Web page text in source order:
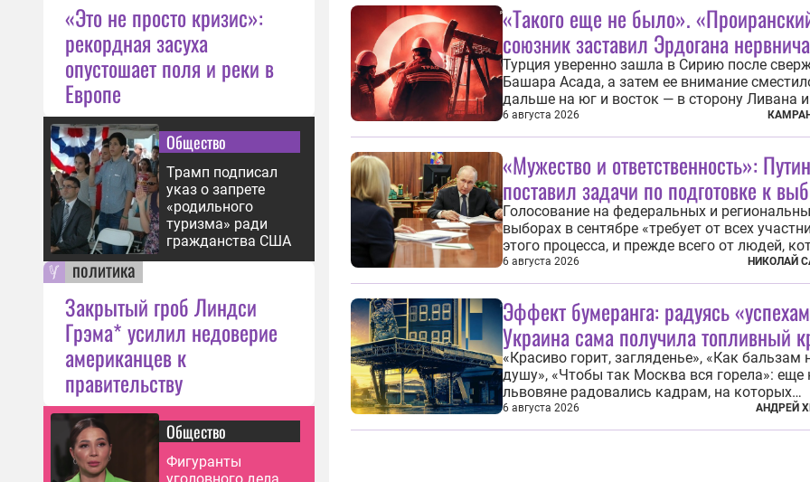
«Это не просто кризис»:
рекордная засуха
опустошает поля и реки в
Европе
Общество
Трамп подписал
указ о запрете
«родильного
туризма» ради
гражданства США
политика
Закрытый гроб Линдси
Грэма* усилил недоверие
американцев к
правительству
Общество
Фигуранты
«Такого еще не было».
союзник заставил Эрдогана
Турция уверенно зашла в Сирию после
Башара Асада, а затем ее внимание
дальше на юг и восток — в сторону Ливана
Недавний визит премьеров этих стран в
договоры об участии турецкой компании
развития» подтверждают...
6 августа 2026
«Мужество и ответственность»: Путин
поставил задачи по подготовке к
Голосование на федеральных и
выборах в сентябре «требует от всех
этого процесса, и прежде всего от людей,
организуют эти выборы, мужества и
отношения к формированию власти», —
августа в Кремле...
6 августа 2026 НИКОЛАЙ
Эффект бумеранга: радуясь
Украина сама получила топливный
«Красиво горит, загляденье», «Как бальзам
душу», «Чтобы так Москва вся горела»: еще
львовяне радовались кадрам, на которых
украинские БПЛА атаковали
нефтеперерабатывающие предприятия
6 августа 2026 АНДРЕЙ